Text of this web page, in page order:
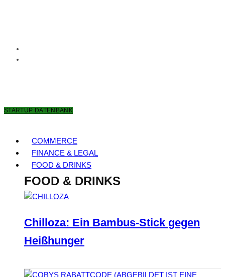
STARTUP DATENBANK
COMMERCE
FINANCE & LEGAL
FOOD & DRINKS
FOOD & DRINKS
Chilloza: Ein Bambus-Stick gegen
Heißhunger